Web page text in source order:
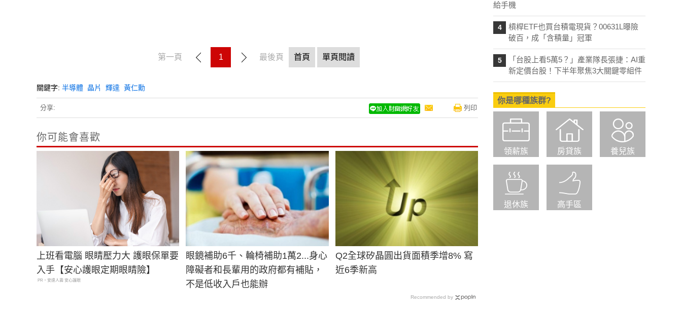
第一頁 1 最後頁 首頁 單頁閱讀
關鍵字: 半導體 晶片 輝達 黃仁勳
分享: 列印
你可能會喜歡
上班看電腦 眼睛壓力大 護眼保單要
入手【安心護眼定期眼睛險】
PR・安達人壽 安心護眼
眼鏡補助6千、輪椅補助1萬2...身心
障礙者和長輩用的政府都有補貼，
不是低收入戶也能辦
Q2全球矽晶圓出貨面積季增8% 寫
近6季新高
Recommended by
給手機
4
槓桿ETF也買台積電現貨？00631L曝險
破百，成「含積量」冠軍
5
「台股上看5萬5？」產業隊長張捷：AI重
新定價台股！下半年聚焦3大關鍵零組件
你是哪種族群?
領薪族 房貸族 養兒族
退休族 高手區